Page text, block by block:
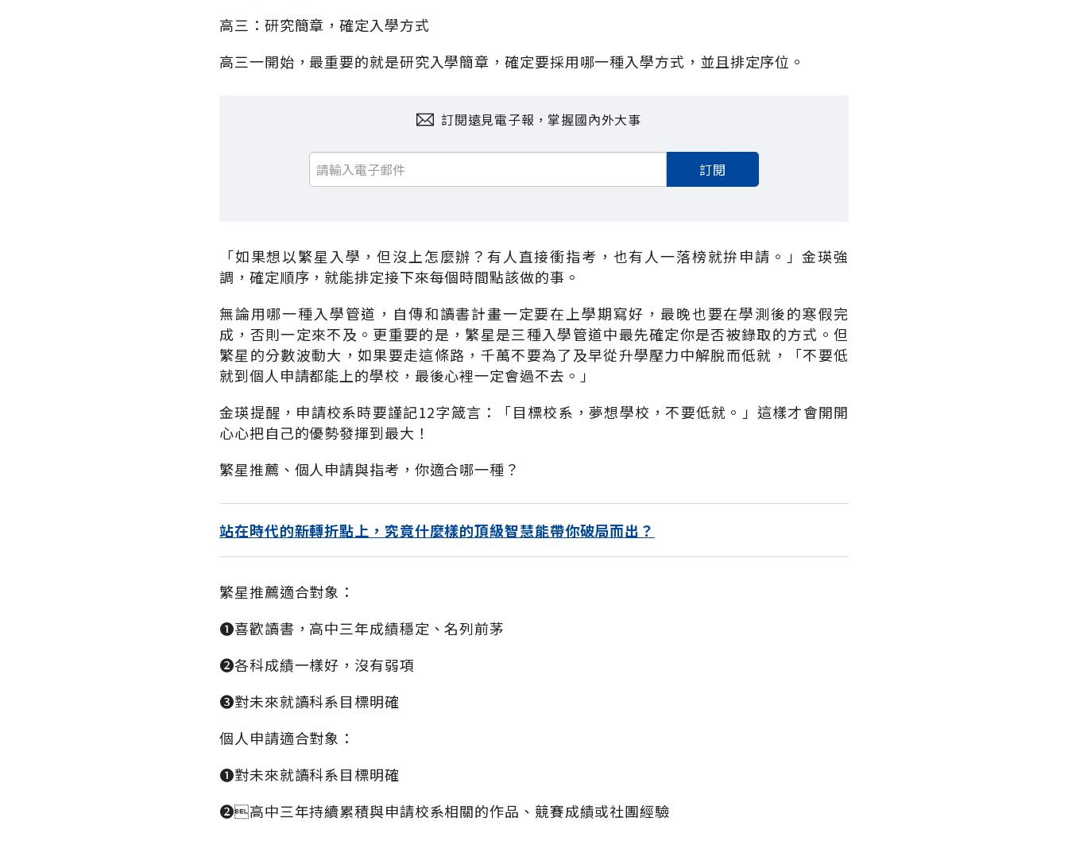
高三：研究簡章，確定入學方式
高三一開始，最重要的就是研究入學簡章，確定要採用哪一種入學方式，並且排定序位。
訂閱遠見電子報，掌握國內外大事
訂閱
「如果想以繁星入學，但沒上怎麼辦？有人直接衝指考，也有人一落榜就拚申請。」金瑛強
調，確定順序，就能排定接下來每個時間點該做的事。
無論用哪一種入學管道，自傳和讀書計畫一定要在上學期寫好，最晚也要在學測後的寒假完
成，否則一定來不及。更重要的是，繁星是三種入學管道中最先確定你是否被錄取的方式。但
繁星的分數波動大，如果要走這條路，千萬不要為了及早從升學壓力中解脫而低就，「不要低
就到個人申請都能上的學校，最後心裡一定會過不去。」
金瑛提醒，申請校系時要謹記12字箴言：「目標校系，夢想學校，不要低就。」這樣才會開開
心心把自己的優勢發揮到最大！
繁星推薦、個人申請與指考，你適合哪一種？
站在時代的新轉折點上，究竟什麼樣的頂級智慧能帶你破局而出？
繁星推薦適合對象：
➊喜歡讀書，高中三年成績穩定、名列前茅
➋各科成績一樣好，沒有弱項
➌對未來就讀科系目標明確
個人申請適合對象：
➊對未來就讀科系目標明確
➋高中三年持續累積與申請校系相關的作品、競賽成績或社團經驗